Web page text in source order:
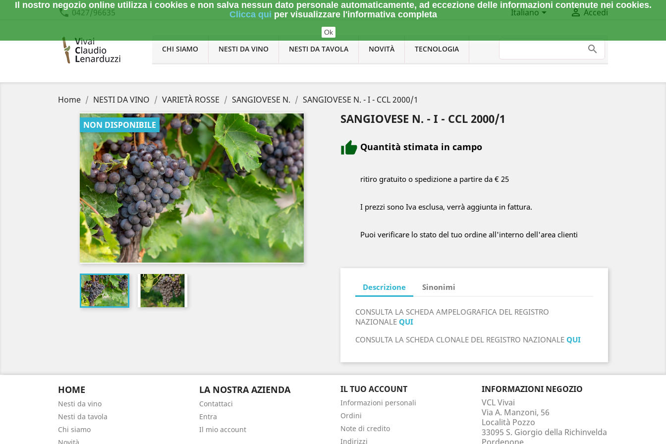
Il nostro negozio online utilizza i cookies e non salva nessun dato personale automaticamente, ad eccezione delle informazioni contenute nei cookies.
Clicca qui per visualizzare l'informativa completa
Ok
phone 0427/96635 Italiano  Accedi
CHI SIAMO NESTI DA VINO NESTI DA TAVOLA NOVITÀ TECNOLOGIA
Home NESTI DA VINO VARIETÀ ROSSE SANGIOVESE N. SANGIOVESE N. - I - CCL 2000/1
NON DISPONIBILE SANGIOVESE N. - I - CCL 2000/1
Quantità stimata in campo
ritiro gratuito o spedizione a partire da € 25
I prezzi sono Iva esclusa, verrà aggiunta in fattura.
Puoi verificare lo stato del tuo ordine all'interno dell'area clienti
Descrizione Sinonimi
CONSULTA LA SCHEDA AMPELOGRAFICA DEL REGISTRO
NAZIONALE QUI
CONSULTA LA SCHEDA CLONALE DEL REGISTRO NAZIONALE QUI
HOME
Nesti da vino
Nesti da tavola
Chi siamo
LA NOSTRA AZIENDA
Contattaci
Entra
Il mio account
IL TUO ACCOUNT
Informazioni personali
Ordini
Note di credito
Indirizzi
INFORMAZIONI NEGOZIO
VCL Vivai
Via A. Manzoni, 56
Località Pozzo
33095 S. Giorgio della Richinvelda